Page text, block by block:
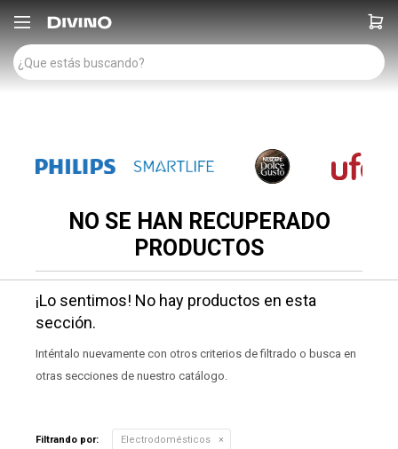

NO SE HAN RECUPERADO
PRODUCTOS
¡Lo sentimos! No hay productos en esta
sección.
Inténtalo nuevamente con otros criterios de filtrado o busca en
otras secciones de nuestro catálogo.
Filtrando por:
Electrodomésticos